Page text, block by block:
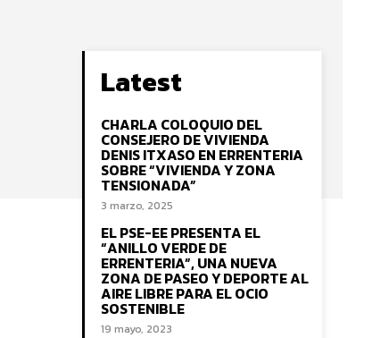
Latest
CHARLA COLOQUIO DEL
CONSEJERO DE VIVIENDA
DENIS ITXASO EN ERRENTERIA
SOBRE “VIVIENDA Y ZONA
TENSIONADA”
3 marzo, 2025
EL PSE-EE PRESENTA EL
“ANILLO VERDE DE
ERRENTERIA”, UNA NUEVA
ZONA DE PASEO Y DEPORTE AL
AIRE LIBRE PARA EL OCIO
SOSTENIBLE
19 mayo, 2023